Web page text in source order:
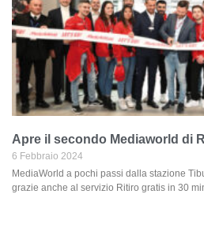
Apre il secondo Mediaworld di
6 Febbraio 2024
MediaWorld a pochi passi dalla stazione
grazie anche al servizio Ritiro gratis in 30